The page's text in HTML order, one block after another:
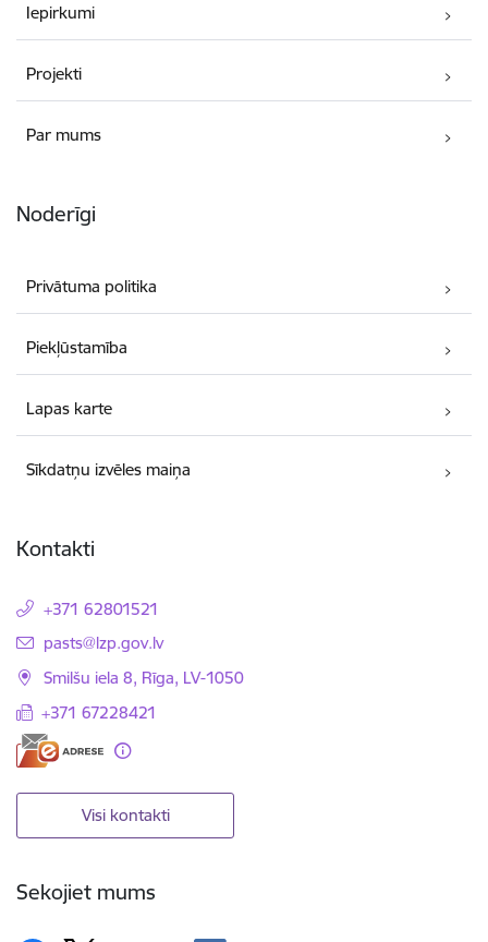
Iepirkumi
Projekti
Par mums
Noderīgi
Privātuma politika
Piekļūstamība
Lapas karte
Sīkdatņu izvēles maiņa
Kontakti
+371 62801521
E-pasts:
pasts@lzp.gov.lv
Smilšu iela 8, Rīga, LV-1050
+371 67228421
Visi kontakti
Sekojiet mums